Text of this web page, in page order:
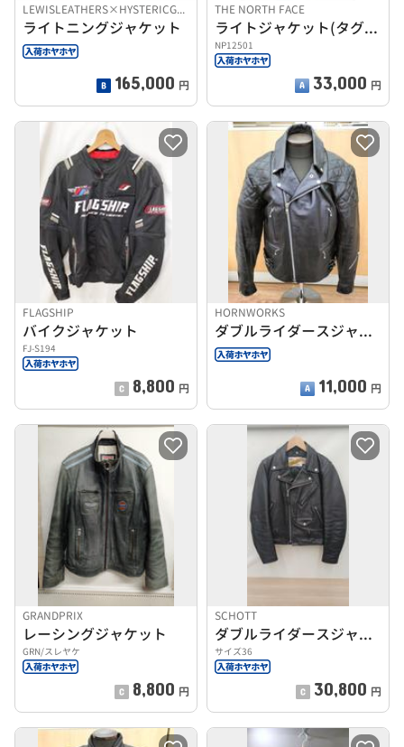
LEWISLEATHERS×HYSTERICGLAMOUR
ライトニングジャケット
165,000 円
THE NORTH FACE
ライトジャケット(タグ付き)
NP12501
33,000 円
FLAGSHIP
バイクジャケット
FJ-S194
8,800 円
HORNWORKS
ダブルライダースジャケット
11,000 円
GRANDPRIX
レーシングジャケット
GRN/スレヤケ
8,800 円
SCHOTT
ダブルライダースジャケット
サイズ36
30,800 円